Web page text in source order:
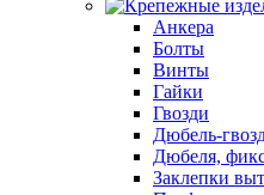
Анкера
Болты
Винты
Гайки
Гвозди
Дюбель-
Дюбеля,
Заклепки